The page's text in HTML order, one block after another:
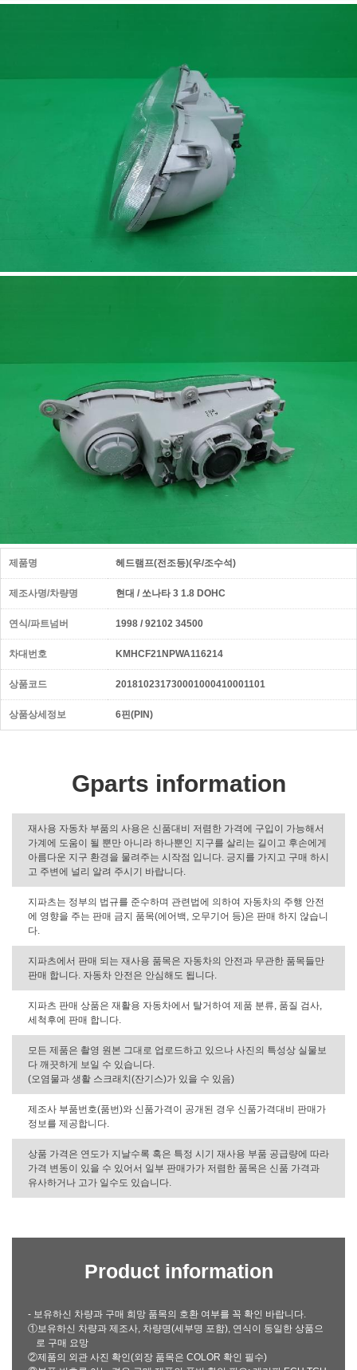
제품명 헤드램프(전조등)(우/조수석)
제조사명/차량명 현대 / 쏘나타 3 1.8 DOHC
연식/파트넘버 1998 / 92102 34500
차대번호 KMHCF21NPWA116214
상품코드 201810231730001000410001101
상품상세정보 6핀(PIN)
Gparts information
재사용 자동차 부품의 사용은 신품대비 저렴한 가격에 구입이 가능해서
가계에 도움이 될 뿐만 아니라 하나뿐인 지구를 살리는 길이고 후손에게
아름다운 지구 환경을 물려주는 시작점 입니다. 긍지를 가지고 구매 하시
고 주변에 널리 알려 주시기 바랍니다.
지파츠는 정부의 법규를 준수하며 관련법에 의하여 자동차의 주행 안전
에 영향을 주는 판매 금지 품목(에어백, 오무기어 등)은 판매 하지 않습니
다.
지파츠에서 판매 되는 재사용 품목은 자동차의 안전과 무관한 품목들만
판매 합니다. 자동차 안전은 안심해도 됩니다.
지파츠 판매 상품은 재활용 자동차에서 탈거하여 제품 분류, 품질 검사,
세척후에 판매 합니다.
모든 제품은 촬영 원본 그대로 업로드하고 있으나 사진의 특성상 실물보
다 깨끗하게 보일 수 있습니다.
(오염물과 생활 스크래치(잔기스)가 있을 수 있음)
제조사 부품번호(품번)와 신품가격이 공개된 경우 신품가격대비 판매가
정보를 제공합니다.
상품 가격은 연도가 지날수록 혹은 특정 시기 재사용 부품 공급량에 따라
가격 변동이 있을 수 있어서 일부 판매가가 저렴한 품목은 신품 가격과
유사하거나 고가 일수도 있습니다.
Product information
- 보유하신 차량과 구매 희망 품목의 호환 여부를 꼭 확인 바랍니다.
①보유하신 차량과 제조사, 차량명(세부명 포함), 연식이 동일한 상품으
로 구매 요망
②제품의 외관 사진 확인(외장 품목은 COLOR 확인 필수)